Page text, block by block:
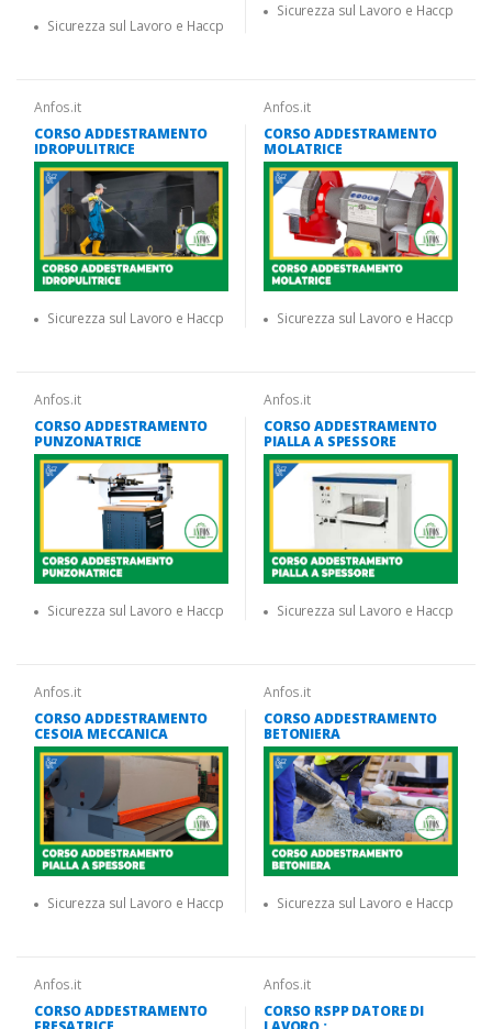
Sicurezza sul Lavoro e Haccp
Sicurezza sul Lavoro e Haccp
Anfos.it
CORSO ADDESTRAMENTO
IDROPULITRICE
Sicurezza sul Lavoro e Haccp
Anfos.it
CORSO ADDESTRAMENTO
MOLATRICE
Sicurezza sul Lavoro e Haccp
Anfos.it
CORSO ADDESTRAMENTO
PUNZONATRICE
Sicurezza sul Lavoro e Haccp
Anfos.it
CORSO ADDESTRAMENTO
PIALLA A SPESSORE
Sicurezza sul Lavoro e Haccp
Anfos.it
CORSO ADDESTRAMENTO
CESOIA MECCANICA
Sicurezza sul Lavoro e Haccp
Anfos.it
CORSO ADDESTRAMENTO
BETONIERA
Sicurezza sul Lavoro e Haccp
Anfos.it
CORSO ADDESTRAMENTO
Anfos.it
CORSO RSPP DATORE DI